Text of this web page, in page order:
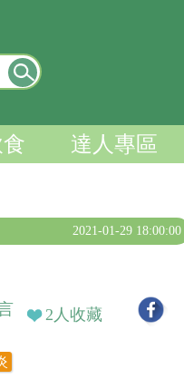
達人專區
2021-01-29 18:00:00
2 人收藏